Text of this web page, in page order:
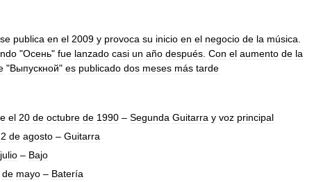
se publica en el 2009 y provoca su inicio en el negocio de la música
"Осень" fue lanzado casi un año después Con el aumento de la
"Выпускной" es publicado dos meses más tarde
el 20 de octubre de 1990 – Segunda Guitarra y voz principal
de agosto – Guitarra
julio – Bajo
de mayo – Batería